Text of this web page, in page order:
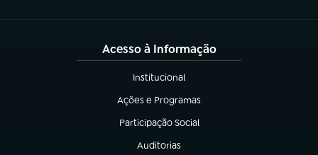
Acesso à Informação
Institucional
(abre em nova aba)
Ações e Programas
(abre em nova aba)
Participação Social
(abre em nova aba)
Auditorias
(abre em nova aba)